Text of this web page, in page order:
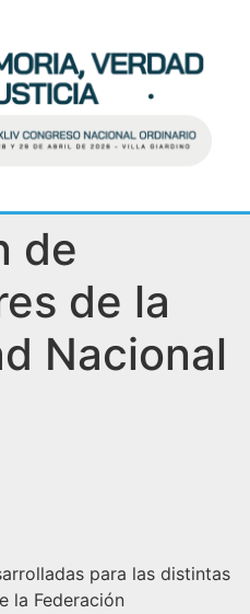
de
de la
Nacional
para las distintas
la Federación